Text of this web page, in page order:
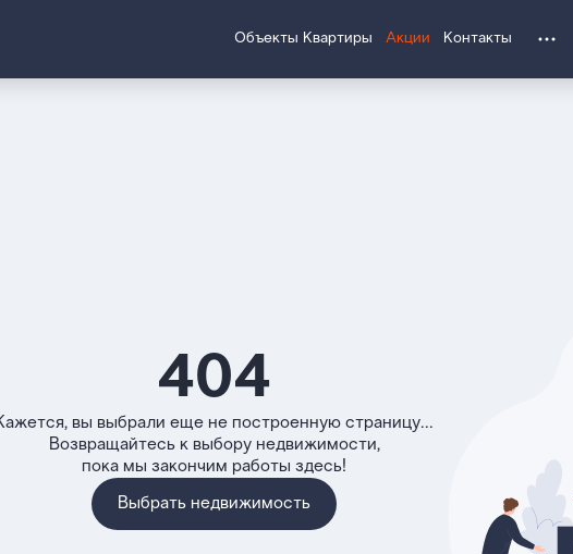
Объекты Квартиры Акции Контакты
404
вы выбрали еще не построенную страницу...
Возвращайтесь к выбору недвижимости,
пока мы закончим работы здесь!
Выбрать недвижимость